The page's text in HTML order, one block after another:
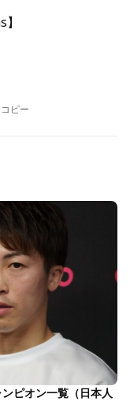
ピー
ピオン一覧（日本人